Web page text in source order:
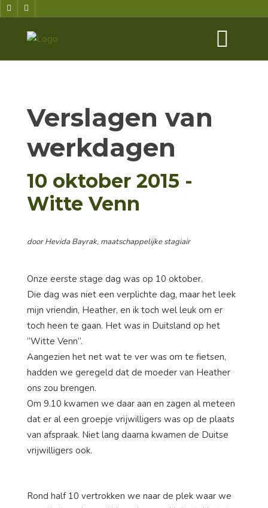
Verslagen van
werkdagen
10 oktober 2015 -
Witte Venn
door Hevida Bayrak, maatschappelijke stagiair
Onze eerste stage dag was op 10 oktober.
Die dag was niet een verplichte dag, maar het leek
mijn vriendin, Heather, en ik toch wel leuk om er
toch heen te gaan. Het was in Duitsland op het
“Witte Venn”.
Aangezien het net wat te ver was om te fietsen,
hadden we geregeld dat de moeder van Heather
ons zou brengen.
Om 9.10 kwamen we daar aan en zagen al meteen
dat er al een groepje vrijwilligers was op de plaats
van afspraak. Niet lang daarna kwamen de Duitse
vrijwilligers ook.
Rond half 10 vertrokken we naar de plek waar we